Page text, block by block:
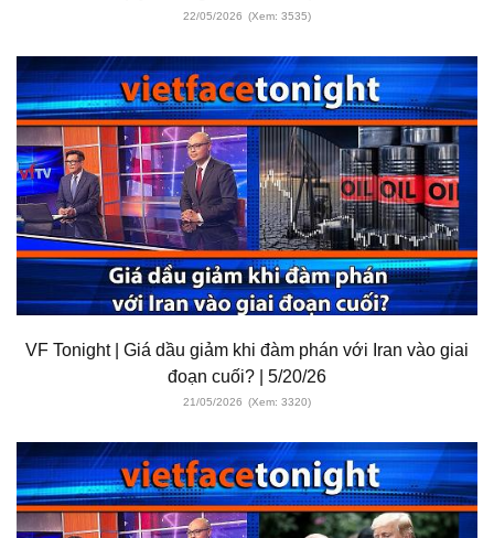
22/05/2026 (Xem: 3535)
VF Tonight | Giá dầu giảm khi đàm phán với Iran vào giai
đoạn cuối? | 5/20/26
21/05/2026 (Xem: 3320)